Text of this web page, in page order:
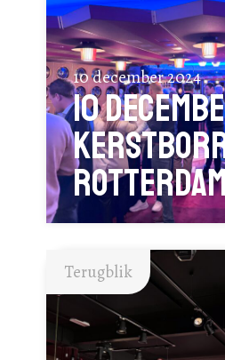
10 december 2024
10
Terugblik